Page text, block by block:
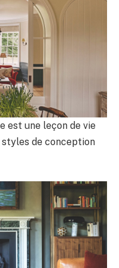
est une leçon de vie
de conception